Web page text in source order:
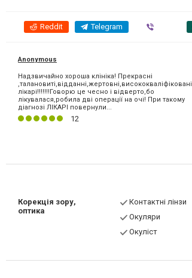
Reddit Telegram
Anonymous
Надзвичайно хороша клініка! Прекрасні
,талановиті,відданні,жертовні,висококваліфіковані
лікарі!!!!!!!Говорю це чесно і відверто,бо
лікувалася,робила дві операції на очі! При такому
діагнозі ЛІКАРІ повернули...
12
Корекція зору,
оптика
Контактні лінзи
Окуляри
Окуліст